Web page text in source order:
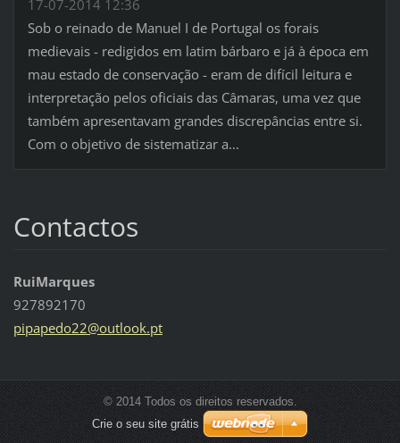
17-07-2014 12:36
Sob o reinado de Manuel I de Portugal os forais
medievais - redigidos em latim bárbaro e já à época em
mau estado de conservação - eram de difícil leitura e
interpretação pelos oficiais das Câmaras, uma vez que
também apresentavam grandes discrepâncias entre si.
Com o objetivo de sistematizar a...
Contactos
RuiMarques
927892170
pipapedo22@outlook.pt
© 2014 Todos os direitos reservados.
Crie o seu site grátis